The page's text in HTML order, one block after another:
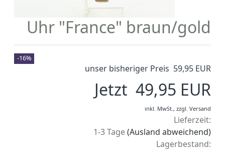
Uhr "France" braun/gold
unser bisheriger Preis 59,95 EUR
Jetzt 49,95 EUR
-16%
inkl. MwSt., zzgl. Versand
Lieferzeit:
1-3 Tage(Ausland abweichend)
Lagerbestand: